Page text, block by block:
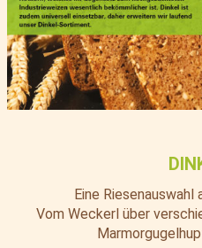
Eine
Vom Weckerl über